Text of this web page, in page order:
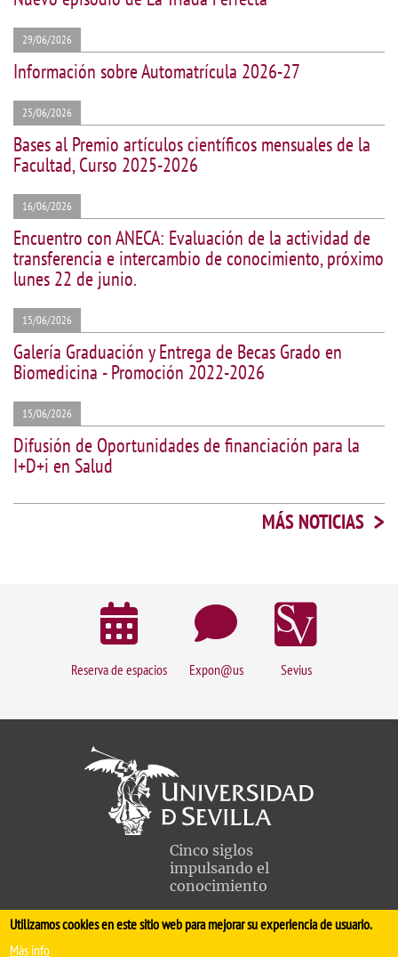
29/06/2026
Información sobre Automatrícula 2026-27
25/06/2026
Bases al Premio artículos científicos mensuales de la
Facultad, Curso 2025-2026
16/06/2026
Encuentro con ANECA: Evaluación de la actividad de
transferencia e intercambio de conocimiento, próximo
lunes 22 de junio.
15/06/2026
Galería Graduación y Entrega de Becas Grado en
Biomedicina - Promoción 2022-2026
15/06/2026
Difusión de Oportunidades de financiación para la
I+D+i en Salud
MÁS NOTICIAS >
Reserva de espacios Expon@us Sevius
Cinco siglos
impulsando el
conocimiento
FACULTAD DE MEDICINA
Utilizamos cookies en este sitio web para mejorar su experiencia de usuario.
Más info